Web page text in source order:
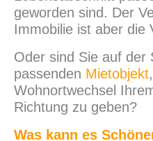
geworden sind. Der
Immobilie ist aber die
Oder sind Sie auf der
passenden Mietobjekt
Wohnortwechsel
Richtung zu geben?
Was kann es